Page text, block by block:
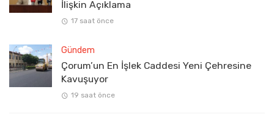
İlişkin Açıklama
17 saat önce
Gündem
Çorum’un En İşlek Caddesi Yeni Çehresine
Kavuşuyor
19 saat önce